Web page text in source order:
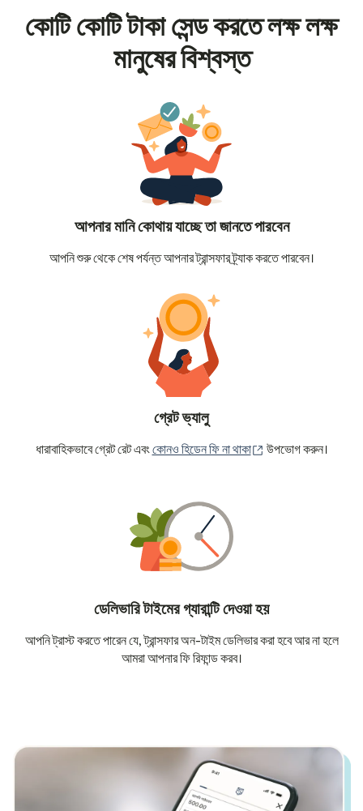
কোটি কোটি টাকা সেন্ড করতে লক্ষ লক্ষ
মানুষের বিশ্বস্ত
আপনার মানি কোথায় যাচ্ছে তা জানতে পারবেন
আপনি শুরু থেকে শেষ পর্যন্ত আপনার ট্রান্সফার ট্র্যাক করতে পারবেন।
গ্রেট ভ্যালু
ধারাবাহিকভাবে গ্রেট রেট এবংকোনও হিডেন ফি না থাকা (নতুন উইন্ডোতে খুলবে)
উপভোগ করুন।
ডেলিভারি টাইমের গ্যারান্টি দেওয়া হয়
আপনি ট্রাস্ট করতে পারেন যে, ট্রান্সফার অন-টাইম ডেলিভার করা হবে আর না হলে
আমরা আপনার ফি রিফান্ড করব।